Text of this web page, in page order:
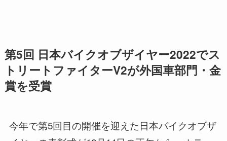
第5回 日本バイクオブザイヤー2022でス
トリートファイターV2が外国車部門・金
賞を受賞
今年で第5回目の開催を迎えた日本バイクオブザ